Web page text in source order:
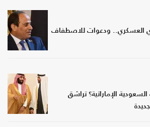
العسكري.. ودعوات للاصطفاف
الإماراتية؟ تراشق